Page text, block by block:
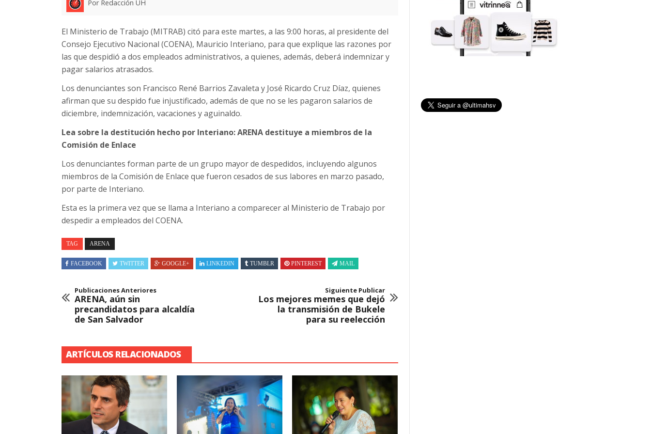
Por Redacción UH
El Ministerio de Trabajo (MITRAB) citó para este martes, a las 9:00 horas, al presidente del
Consejo Ejecutivo Nacional (COENA), Mauricio Interiano, para que explique las razones por
las que despidió a dos empleados administrativos, a quienes, además, deberá indemnizar y
pagar salarios atrasados.
Los denunciantes son Francisco René Barrios Zavaleta y José Ricardo Cruz Díaz, quienes
afirman que su despido fue injustificado, además de que no se les pagaron salarios de
diciembre, indemnización, vacaciones y aguinaldo.
Lea sobre la destitución hecho por Interiano: ARENA destituye a miembros de la
Comisión de Enlace
Los denunciantes forman parte de un grupo mayor de despedidos, incluyendo algunos
miembros de la Comisión de Enlace que fueron cesados de sus labores en marzo pasado,
por parte de Interiano.
Esta es la primera vez que se llama a Interiano a comparecer al Ministerio de Trabajo por
despedir a empleados del COENA.
TAG ARENA
FACEBOOK TWITTER GOOGLE+ LINKEDIN TUMBLR PINTEREST MAIL
Publicaciones Anteriores
ARENA, aún sin
precandidatos para alcaldía
de San Salvador
Siguiente Publicar
Los mejores memes que dejó
la transmisión de Bukele
para su reelección
ARTÍCULOS RELACIONADOS